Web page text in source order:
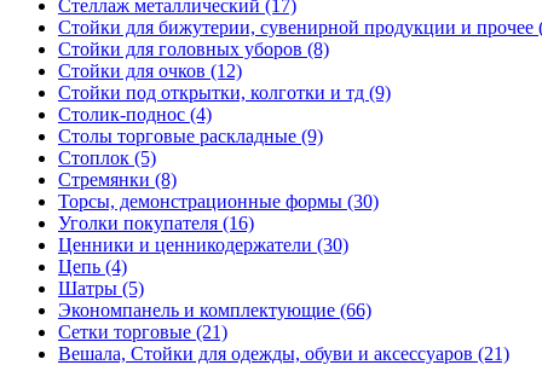
Стеллаж металлический (17)
Стойки для бижутерии, сувенирной продукции и прочее
Стойки для головных уборов (8)
Стойки для очков (12)
Стойки под открытки, колготки и тд (9)
Столик-поднос (4)
Столы торговые раскладные (9)
Стоплок (5)
Стремянки (8)
Торсы, демонстрационные формы (30)
Уголки покупателя (16)
Ценники и ценникодержатели (30)
Цепь (4)
Шатры (5)
Экономпанель и комплектующие (66)
Сетки торговые (21)
Вешала, Стойки для одежды, обуви и аксессуаров (21)